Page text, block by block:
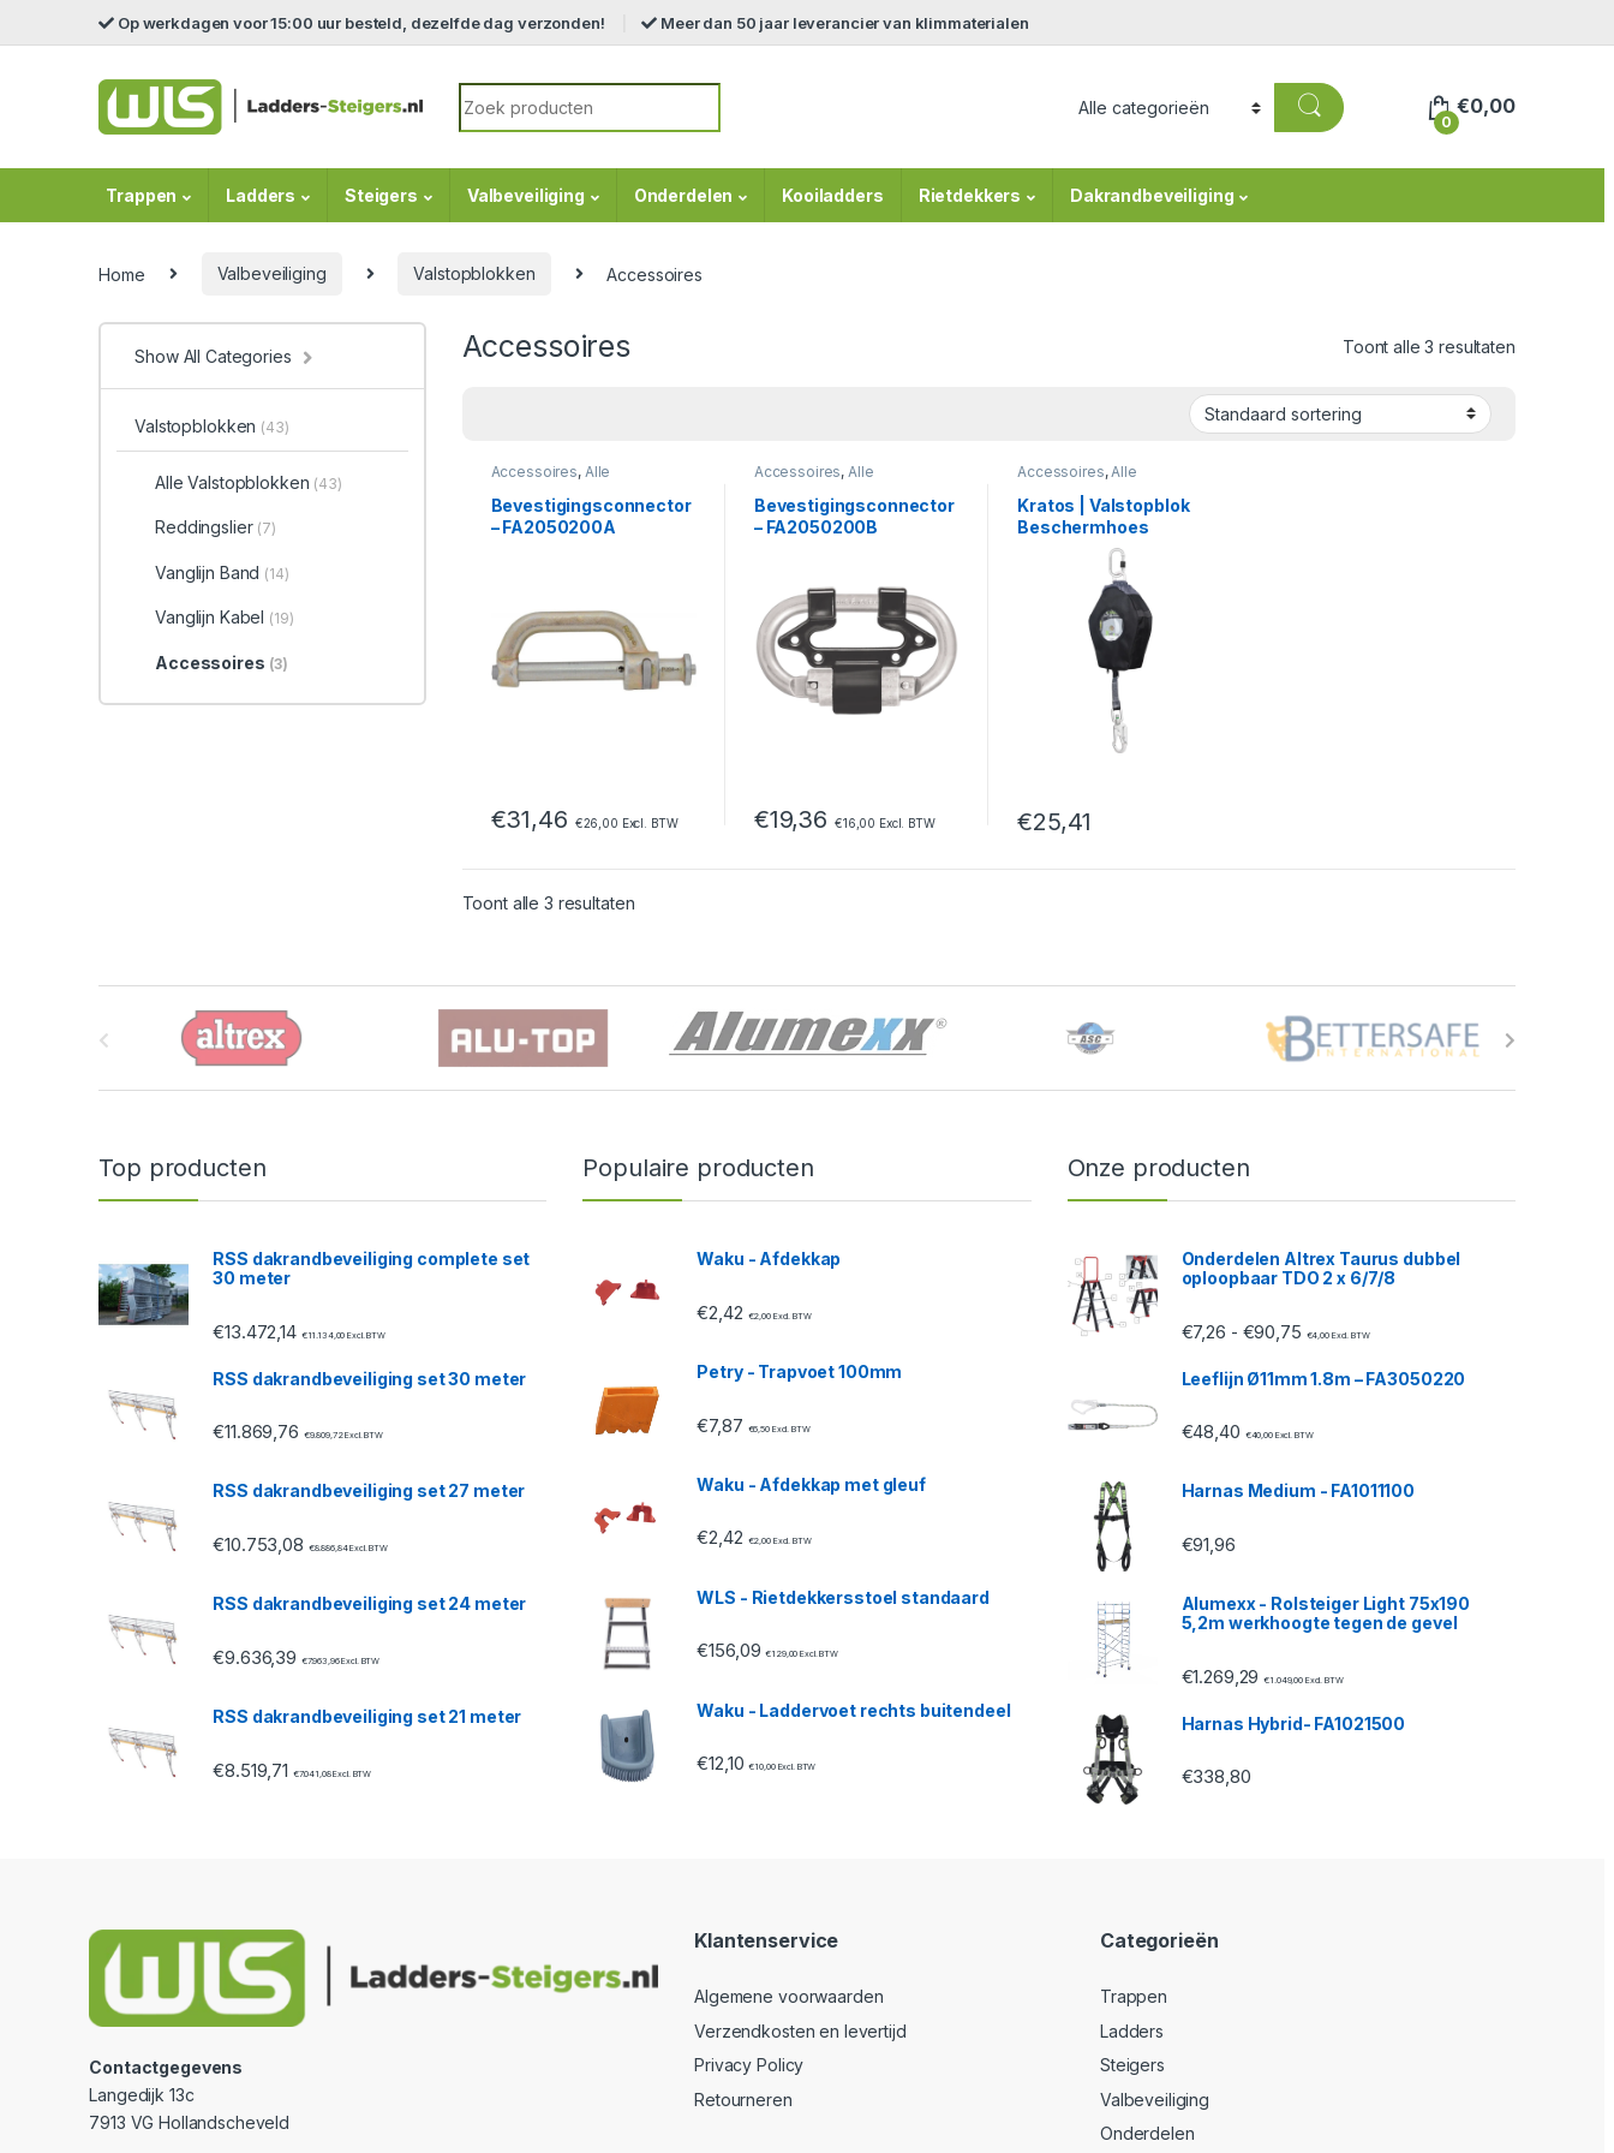
Skip to navigation
Skip to content Op werkdagen voor 15:00 uur besteld, dezelfde dag verzonden! Meer dan 50 jaar leverancier van klimmaterialen
Search for:
0
€0,00
Trappen Ladders Steigers Valbeveiliging Onderdelen Kooiladders Rietdekkers Dakrandbeveiliging
Home Valbeveiliging Valstopblokken Accessoires
Accessoires Toont alle 3 resultaten
Accessoires, Alle
Connectoren,Valbeveiliging,
Valstopblokken
Bevestigingsconnector
– FA2050200A
€31,46 €26,00 Excl. BTW
Accessoires,Alle
Connectoren,Valbeveiliging,
Valstopblokken
Bevestigingsconnector
– FA2050200B
€19,36 €16,00 Excl. BTW
Accessoires,Alle
Valbeveiliging,
Valstopblokken
Kratos | Valstopblok
Beschermhoes
€25,41
Dit product heeft meerdere variaties. Deze optie kan gekozen worden op
Toont alle 3 resultaten
Show All Categories
Valstopblokken (43)
Alle Valstopblokken (43)
Reddingslier (7)
Vanglijn Band (14)
Vanglijn Kabel (19)
Accessoires (3)
Top producten
RSS dakrandbeveiliging complete set
30 meter
€13.472,14 €11.134,00 Excl. BTW
RSS dakrandbeveiliging set 30 meter
€11.869,76 €9.809,72Excl. BTW
RSS dakrandbeveiliging set 27 meter
€10.753,08 €8.886,84Excl. BTW
RSS dakrandbeveiliging set 24 meter
€9.636,39 €7.963,96Excl. BTW
RSS dakrandbeveiliging set 21 meter
€8.519,71 €7.041,08Excl. BTW
Populaire producten
Waku - Afdekkap
€2,42 €2,00Excl. BTW
Petry - Trapvoet 100mm
€7,87 €6,50Excl. BTW
Waku - Afdekkap met gleuf
€2,42 €2,00Excl. BTW
WLS - Rietdekkersstoel standaard
€156,09 €129,00 Excl. BTW
Waku - Laddervoet rechts buitendeel
€12,10 €10,00Excl. BTW
Onze producten
Onderdelen Altrex Taurus dubbel
oploopbaar TDO 2 x 6/7/8
€7,26 - €90,75Prijsklasse: €7,26 tot €90,75
€4,00Excl. BTW
Leeflijn Ø11mm 1.8m – FA3050220
€48,40 €40,00Excl. BTW
Harnas Medium - FA1011100
€91,96
Alumexx - Rolsteiger Light 75x190
5,2m werkhoogte tegen de gevel
€1.269,29 €1.049,00Excl. BTW
Harnas Hybrid- FA1021500
€338,80
Contactgegevens
Langedijk 13c
7913 VG Hollandscheveld
Klantenservice
Algemene voorwaarden
Verzendkosten en levertijd
Privacy Policy
Retourneren
Categorieën
Trappen
Ladders
Steigers
Valbeveiliging
Onderdelen